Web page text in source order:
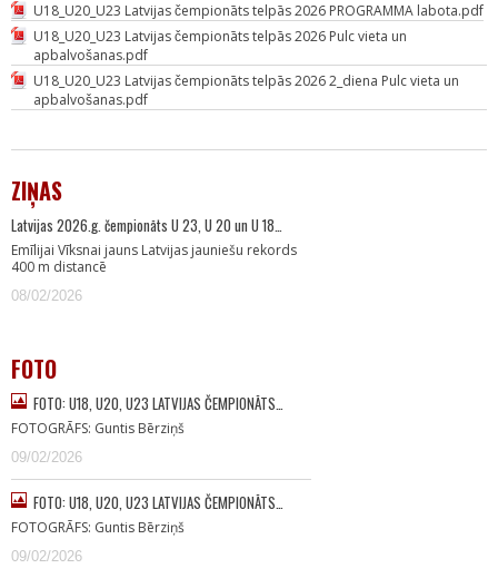
U18_U20_U23 Latvijas čempionāts telpās 2026 PROGRAMMA labota.pdf
U18_U20_U23 Latvijas čempionāts telpās 2026 Pulc vieta un
apbalvošanas.pdf
U18_U20_U23 Latvijas čempionāts telpās 2026 2_diena Pulc vieta un
apbalvošanas.pdf
ZIŅAS
Latvijas 2026.g. čempionāts U 23, U 20 un U 18…
Emīlijai Vīksnai jauns Latvijas jauniešu rekords
400 m distancē
08/02/2026
FOTO
FOTO: U18, U20, U23 LATVIJAS ČEMPIONĀTS…
FOTOGRĀFS: Guntis Bērziņš
09/02/2026
FOTO: U18, U20, U23 LATVIJAS ČEMPIONĀTS…
FOTOGRĀFS: Guntis Bērziņš
09/02/2026